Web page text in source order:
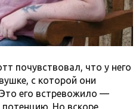
почувствовал, что у него
с которой они
его встревожило —
Но вскоре